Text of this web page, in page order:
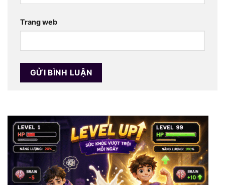
Trang web